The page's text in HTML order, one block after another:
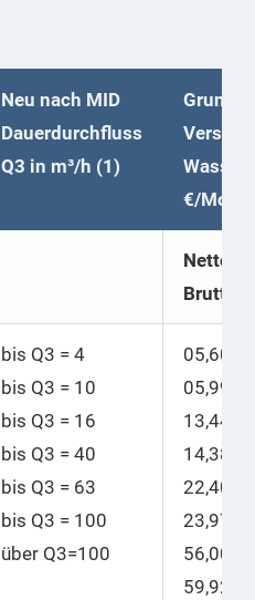
Neu nach MID
Dauerdurchfluss
Q3 in m³/h (1)
Wasser
€/Monat
Netto |
Brutto
bis Q3 = 4
bis Q3 = 10
bis Q3 = 16
bis Q3 = 40
bis Q3 = 63
bis Q3 = 100
über Q3=100
05,60 |
05,99
13,44 |
14,38
22,40 |
23,97
56,00 |
59,92